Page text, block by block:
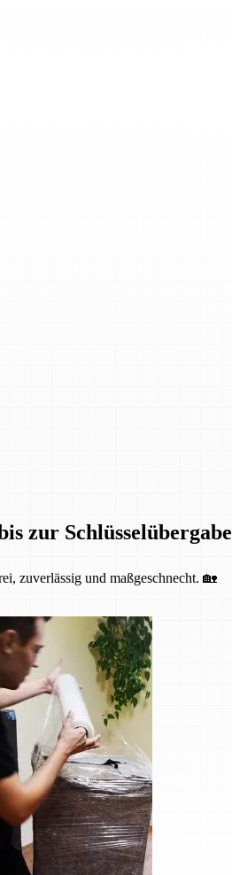
zur Schlüsselübergabe
zuverlässig und maßgeschnecht. 🏡